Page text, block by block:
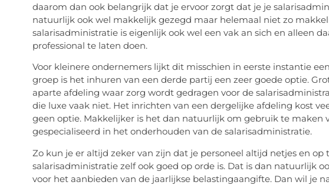
daarom dan ook belangrijk dat je ervoor zorgt dat je je
natuurlijk ook wel makkelijk gezegd maar helemaal niet zo
salarisadministratie is eigenlijk ook wel een vak an sich en alleen
professional te laten doen.
Voor kleinere ondernemers lijkt dit misschien in eerste instantie
groep is het inhuren van een derde partij een zeer goede optie.
aparte afdeling waar zorg wordt gedragen voor de
die luxe vaak niet. Het inrichten van een dergelijke afdeling kost
geen optie. Makkelijker is het dan natuurlijk om gebruik te maken
gespecialiseerd in het onderhouden van de salarisadministratie.
Zo kun je er altijd zeker van zijn dat je personeel altijd netjes en
salarisadministratie zelf ook goed op orde is. Dat is dan natuurlijk
voor het aanbieden van de jaarlijkse belastingaangifte. Dan wil je